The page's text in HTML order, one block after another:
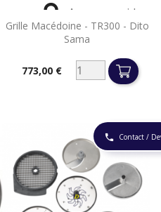
phone Contact /
Grille Macédoine - TR300 - Dito
Sama
Prix773,00 €
 Aperçu rapide